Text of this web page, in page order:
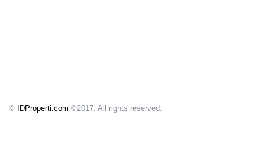
© IDProperti.com ©2017. All rights reserved.